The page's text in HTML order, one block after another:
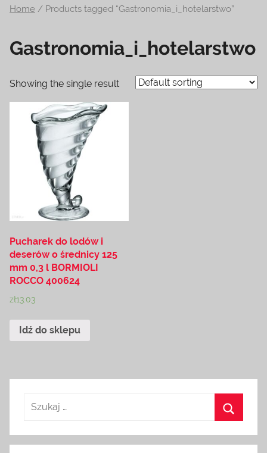
na
terrarystyki
Zapraszamy!
Home / Products tagged “Gastronomia_i_hotelarstwo”
Gastronomia_i_hotelarstwo
Showing the single result
Pucharek do lodów i
deserów o średnicy 125
mm 0,3 l BORMIOLI
ROCCO 400624
zł13.03
Idź do sklepu